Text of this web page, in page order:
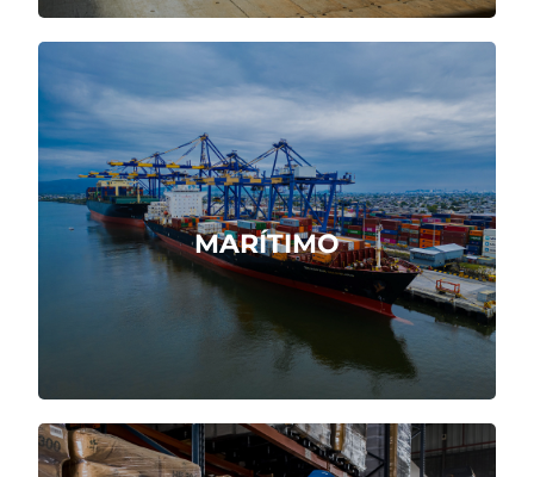
MARÍTIMO
Servicio marítimo integral, ágil y
confiable.
Cotizar Ahora